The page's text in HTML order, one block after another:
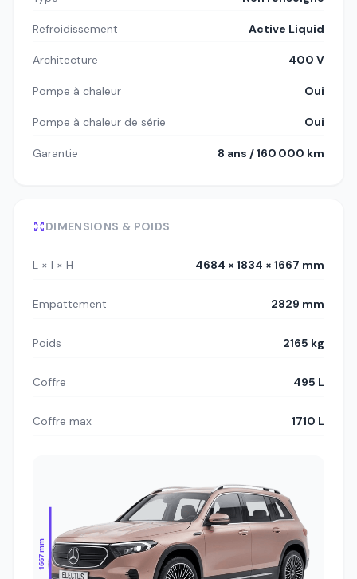
Refroidissement Active Liquid
Architecture 400 V
Pompe à chaleur Oui
Pompe à chaleur de série Oui
Garantie 8 ans / 160 000 km
DIMENSIONS & POIDS
L × l × H 4684 × 1834 × 1667 mm
Empattement 2829 mm
Poids 2165 kg
Coffre 495 L
Coffre max 1710 L
1667 mm